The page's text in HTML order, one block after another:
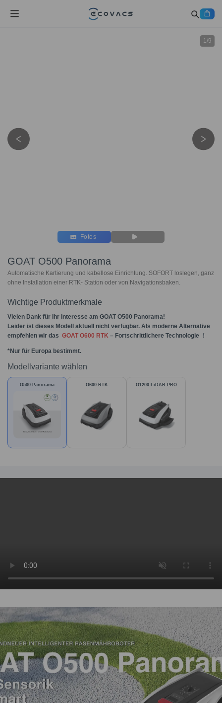
1/9
Fotos
GOAT O500 Panorama
Automatische Kartierung und kabellose Einrichtung. SOFORT loslegen, ganz
ohne Installation einer RTK- Station oder von Navigationsbaken.
Wichtige Produktmerkmale
Vielen Dank für Ihr Interesse am GOAT O500 Panorama!
Leider ist dieses Modell aktuell nicht verfügbar. Als moderne Alternative
empfehlen wir das GOAT O600 RTK – Fortschrittlichere Technologie ！
*Nur für Europa bestimmt.
Modellvariante wählen
O500 Panorama O600 RTK O1200 LiDAR PRO